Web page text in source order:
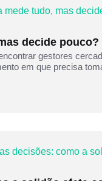
decide
gestores
em que precisa